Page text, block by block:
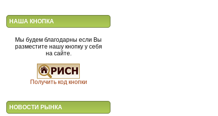
НАША КНОПКА
Мы будем благодарны если Вы
разместите нашу кнопку у себя
на сайте.
Получить код кнопки
НОВОСТИ РЫНКА